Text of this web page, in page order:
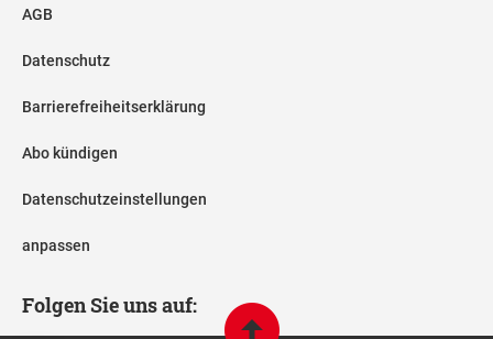
AGB
Datenschutz
Barrierefreiheitserklärung
Abo kündigen
Datenschutzeinstellungen
anpassen
Folgen Sie uns auf: